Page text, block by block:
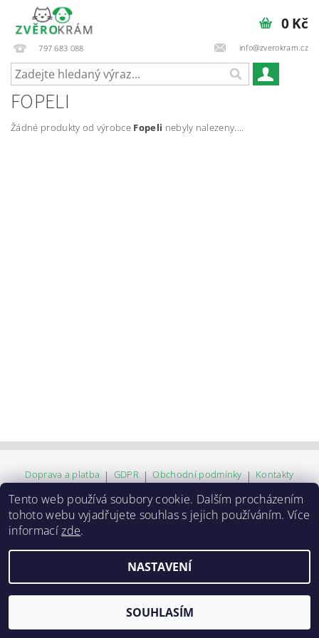
797 683 088 info@zverokram.cz
0 Kč
FOPELI
Žádné produkty od výrobce Fopeli nebyly nalezeny....
Doprava a platba | GDPR | Obchodní podmínky | Kontakty
2026 © ZVĚROKRÁM , všechna práva vyhrazena
Vytvořil Shoptet
Tento web používá soubory cookie. Dalším procházením
tohoto webu vyjadřujete souhlas s jejich používáním. Více
informacízde.
NASTAVENÍ
SOUHLASÍM